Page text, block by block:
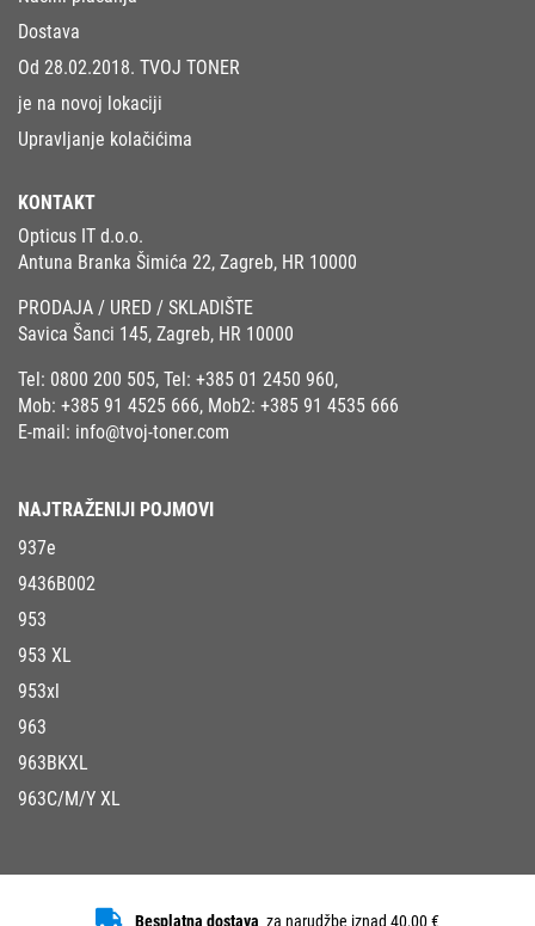
Dostava
Od 28.02.2018. TVOJ TONER
je na novoj lokaciji
Upravljanje kolačićima
KONTAKT
Opticus IT d.o.o.
Antuna Branka Šimića 22, Zagreb, HR 10000
PRODAJA / URED / SKLADIŠTE
Savica Šanci 145, Zagreb, HR 10000
Tel: 0800 200 505, Tel: +385 01 2450 960,
Mob: +385 91 4525 666, Mob2: +385 91 4535 666
E-mail: info@tvoj-toner.com
NAJTRAŽENIJI POJMOVI
937e
9436B002
953
953 XL
953xl
963
963BKXL
963C/M/Y XL
Besplatna dostava za narudžbe iznad 40,00 €